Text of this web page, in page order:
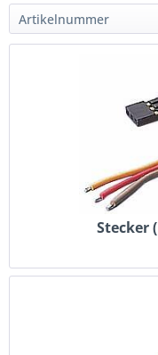
Stecker